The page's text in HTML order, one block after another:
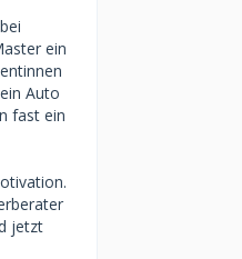
ein
Auto
fast ein
jetzt